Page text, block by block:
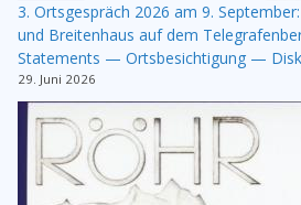
3. Ortsgespräch 2026 am 9.
und Breitenhaus auf dem
Statements — Ortsbesichtigung —
29. Juni 2026